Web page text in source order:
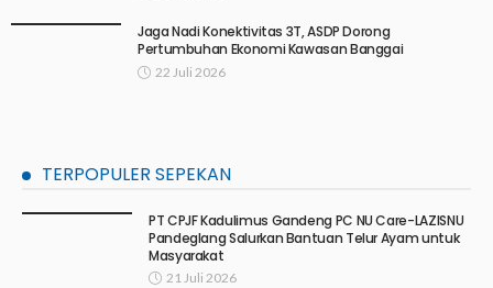
Jaga Nadi Konektivitas 3T, ASDP Dorong
Pertumbuhan Ekonomi Kawasan Banggai
22 Juli 2026
TERPOPULER SEPEKAN
PT CPJF Kadulimus Gandeng PC NU Care-LAZISNU
Pandeglang Salurkan Bantuan Telur Ayam untuk
Masyarakat
21 Juli 2026